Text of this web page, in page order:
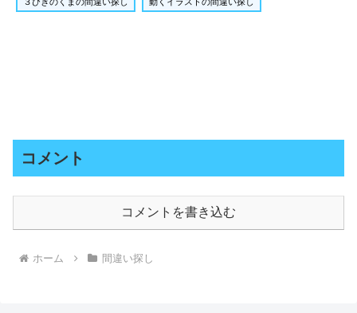
コメント
コメントを書き込む
ホーム 間違い探し